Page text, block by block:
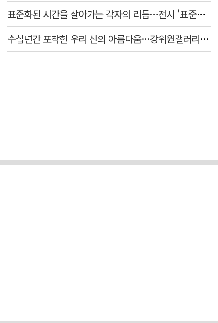
표준화된 시간을 살아가는 각자의 리듬…전시 '표준시차'
수십년간 포착한 우리 산의 아름다움…강위원갤러리 '팔공·지리展' 개최